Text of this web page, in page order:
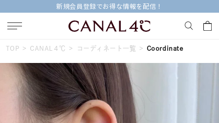
新規会員登録でお得な情報を配信！
キーワードで検索する
人気検索キーワード
#ペア #ハーフエタニティリング
TOP CANAL４℃ コーディネート一覧 Coordinate